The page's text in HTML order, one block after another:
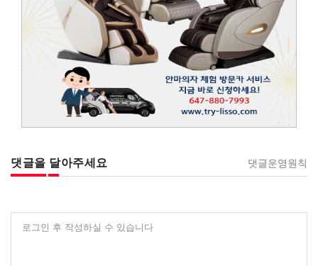
댓글을 달아주세요 댓글운영원칙
로그인 후 작성하실 수 있습니다